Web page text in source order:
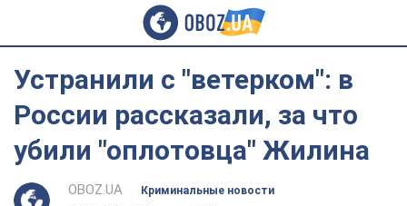
Устранили с "ветерком": в
России рассказали, за что
убили "оплотовца" Жилина
OBOZ.UA
Криминальные новости